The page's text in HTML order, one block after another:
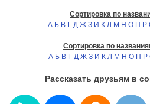
Сортировка по
А Б В Г Д Ж З И К Л М Н О П Р
Сортировка по
А Б В Г Д Ж З И К Л М Н О П Р
Рассказать друзьям в